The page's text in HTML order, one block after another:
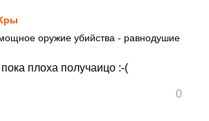
оружие убийства - равнодушие
плоха получаицо :-(
0